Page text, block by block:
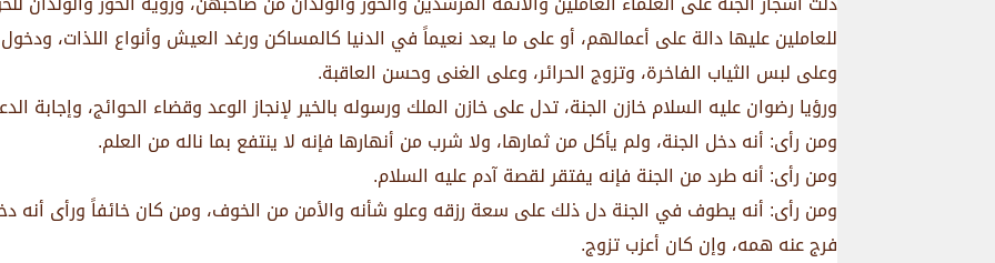
للعاملين عليها دالة على أعمالهم، أو على ما يعد نعيماً في الدنيا كالمساكن ورغد العيش وأنواع اللذات،
وعلى لبس الثياب الفاخرة، وتزوج الحرائر، وعلى الغنى وحسن العاقبة.
ورؤيا رضوان عليه السلام خازن الجنة، تدل على خازن الملك ورسوله بالخير لإنجاز الوعد وقضاء الحوائج، وإجابة
ومن رأى: أنه دخل الجنة، ولم يأكل من ثمارها، ولا شرب من أنهارها فإنه لا ينتفع بما ناله من العلم.
ومن رأى: أنه طرد من الجنة فإنه يفتقر لقصة آدم عليه السلام.
ومن رأى: أنه يطوف في الجنة دل ذلك على سعة رزقه وعلو شأنه والأمن من الخوف، ومن كان خائفاً ورأى أنه
فرج عنه همه، وإن كان أعزب تزوج.